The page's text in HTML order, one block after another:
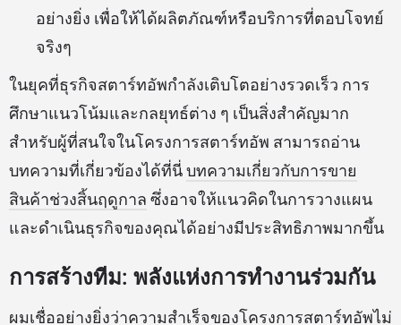
อย่างยิ่ง เพื่อให้ได้ผลิตภัณฑ์หรือบริการที่ตอบโจทย์
จริงๆ
ในยุคที่ธุรกิจสตาร์ทอัพกำลังเติบโตอย่างรวดเร็ว การ
ศึกษาแนวโน้มและกลยุทธ์ต่าง ๆ เป็นสิ่งสำคัญมาก
สำหรับผู้ที่สนใจในโครงการสตาร์ทอัพ สามารถอ่าน
บทความที่เกี่ยวข้องได้ที่นี่บทความเกี่ยวกับการขาย
สินค้าช่วงสิ้นฤดูกาล ซึ่งอาจให้แนวคิดในการวางแผน
และดำเนินธุรกิจของคุณได้อย่างมีประสิทธิภาพมากขึ้น
การสร้างทีม: พลังแห่งการทำงานร่วมกัน
ผมเชื่ออย่างยิ่งว่าความสำเร็จของโครงการสตาร์ทอัพไม่